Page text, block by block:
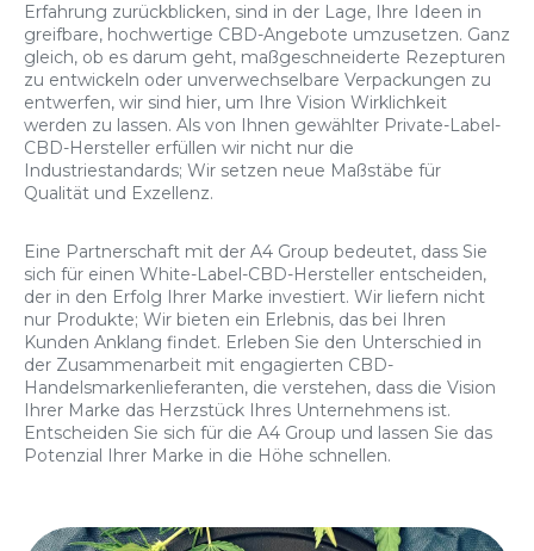
Erfahrung zurückblicken, sind in der Lage, Ihre Ideen in
greifbare, hochwertige CBD-Angebote umzusetzen. Ganz
gleich, ob es darum geht, maßgeschneiderte Rezepturen
zu entwickeln oder unverwechselbare Verpackungen zu
entwerfen, wir sind hier, um Ihre Vision Wirklichkeit
werden zu lassen. Als von Ihnen gewählter Private-Label-
CBD-Hersteller erfüllen wir nicht nur die
Industriestandards; Wir setzen neue Maßstäbe für
Qualität und Exzellenz.
Eine Partnerschaft mit der A4 Group bedeutet, dass Sie
sich für einen White-Label-CBD-Hersteller entscheiden,
der in den Erfolg Ihrer Marke investiert. Wir liefern nicht
nur Produkte; Wir bieten ein Erlebnis, das bei Ihren
Kunden Anklang findet. Erleben Sie den Unterschied in
der Zusammenarbeit mit engagierten CBD-
Handelsmarkenlieferanten, die verstehen, dass die Vision
Ihrer Marke das Herzstück Ihres Unternehmens ist.
Entscheiden Sie sich für die A4 Group und lassen Sie das
Potenzial Ihrer Marke in die Höhe schnellen.